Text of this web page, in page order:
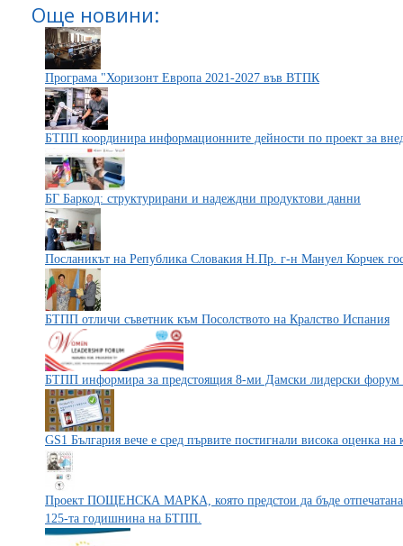
Още новини:
Програма "Хоризонт Европа 2021-2027 във ВТПК
БТПП координира информационните дейности по проект за
БГ Баркод: структурирани и надеждни продуктови данни
Посланикът на Република Словакия Н.Пр. г-н Мануел Корчек
БТПП отличи съветник към Посолството на Кралство Испания
БТПП информира за предстоящия 8-ми Дамски лидерски
GS1 България вече е сред първите постигнали висока оценка
Проект ПОЩЕНСКА МАРКА, която предстои да бъде отпечатана
125-та годишнина на БТПП.